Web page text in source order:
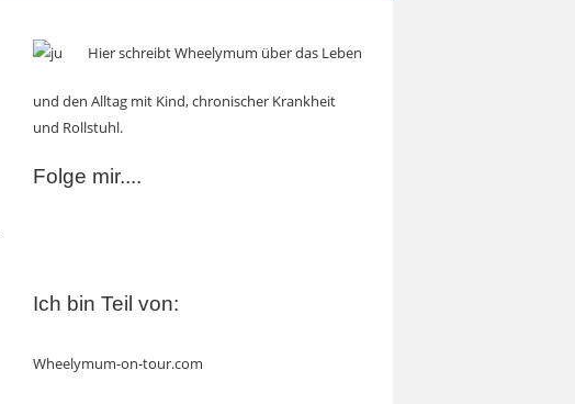
Hier schreibt Wheelymum über das Leben
und den Alltag mit Kind, chronischer Krankheit
und Rollstuhl.
Folge mir....
Ich bin Teil von:
Wheelymum-on-tour.com